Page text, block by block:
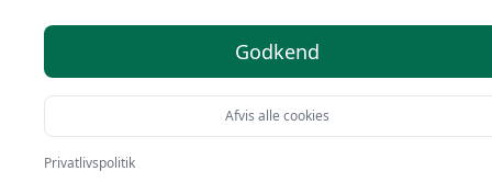
lager
I denne omfattende vejledning vil vi udforske det
alsidige og essentielle værktøjringgaffelnøgle, også
kendt somkombinationsnøgle
Godkend
Afvis alle cookies
Privatlivspolitik